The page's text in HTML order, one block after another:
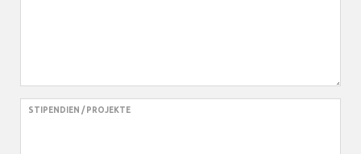
STIPENDIEN / PROJEKTE